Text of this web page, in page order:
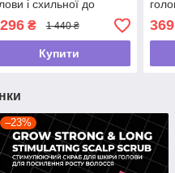
і схильної до
S4 1 Special
500мл
₴ 1 440 ₴
Купити
369
–23%